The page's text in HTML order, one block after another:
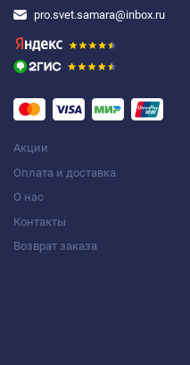
pro.svet.samara@inbox.ru
Акции
Оплата и доставка
О нас
Контакты
Возврат заказа